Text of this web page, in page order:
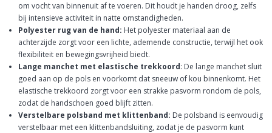
om vocht van binnenuit af te voeren. Dit houdt je handen droog, zelfs
bij intensieve activiteit in natte omstandigheden.
Polyester rug van de hand: Het polyester materiaal aan de
achterzijde zorgt voor een lichte, ademende constructie, terwijl het ook
flexibiliteit en bewegingsvrijheid biedt.
Lange manchet met elastische trekkoord: De lange manchet sluit
goed aan op de pols en voorkomt dat sneeuw of kou binnenkomt. Het
elastische trekkoord zorgt voor een strakke pasvorm rondom de pols,
zodat de handschoen goed blijft zitten.
Verstelbare polsband met klittenband: De polsband is eenvoudig
verstelbaar met een klittenbandsluiting, zodat je de pasvorm kunt